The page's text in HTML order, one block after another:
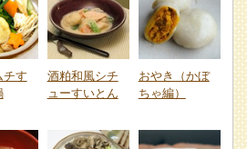
チす
酒粕和風シチ
ューすいとん
おやき（かぼ
ちゃ編）